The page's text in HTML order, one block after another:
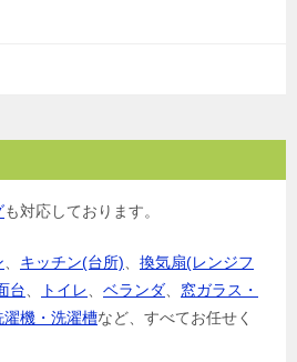
も対応しております。
キッチン(台所)
換気扇(レンジフ
台 トイレ ベランダ
窓ガラス・
濯機・洗濯槽など、すべてお任せく